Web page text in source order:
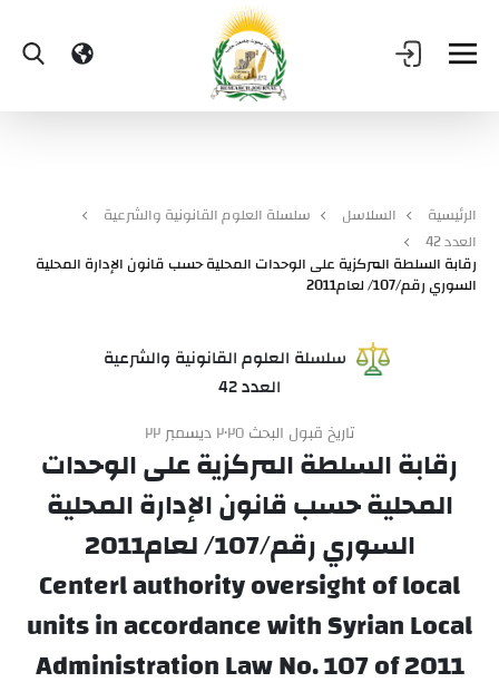
الرئيسية السلاسل
سلسلة العلوم القانونية والشرعية
العدد 42
رقابة السلطة المركزية على الوحدات المحلية حسب قانون الإدارة المحلية
السوري رقم/107/ لعام2011
سلسلة العلوم القانونية والشرعية
العدد 42
تاريخ قبول البحث ٢٠٢٥ ديسمبر ٢٢
رقابة السلطة المركزية على الوحدات
المحلية حسب قانون الإدارة المحلية
السوري رقم/107/ لعام2011
Centerl authority oversight of local
units in accordance with Syrian Local
Administration Law No. 107 of 2011